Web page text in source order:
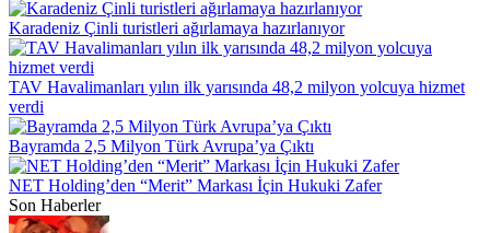
Karadeniz Çinli turistleri ağırlamaya hazırlanıyor
TAV Havalimanları yılın ilk yarısında 48,2 milyon yolcuya hizmet
verdi
Bayramda 2,5 Milyon Türk Avrupa’ya Çıktı
NET Holding’den “Merit” Markası İçin Hukuki Zafer
Son Haberler